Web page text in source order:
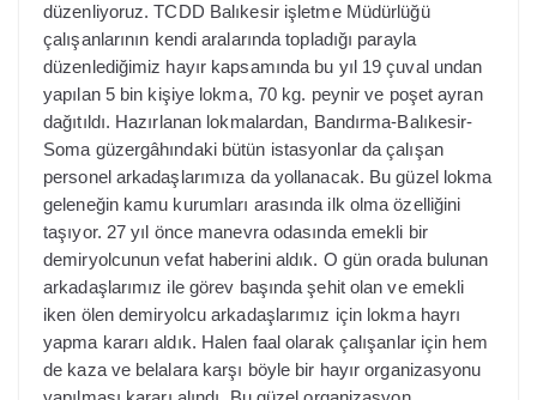
düzenliyoruz. TCDD Balıkesir işletme Müdürlüğü
çalışanlarının kendi aralarında topladığı parayla
düzenlediğimiz hayır kapsamında bu yıl 19 çuval undan
yapılan 5 bin kişiye lokma, 70 kg. peynir ve poşet ayran
dağıtıldı. Hazırlanan lokmalardan, Bandırma-Balıkesir-
Soma güzergâhındaki bütün istasyonlar da çalışan
personel arkadaşlarımıza da yollanacak. Bu güzel lokma
geleneğin kamu kurumları arasında ilk olma özelliğini
taşıyor. 27 yıl önce manevra odasında emekli bir
demiryolcunun vefat haberini aldık. O gün orada bulunan
arkadaşlarımız ile görev başında şehit olan ve emekli
iken ölen demiryolcu arkadaşlarımız için lokma hayrı
yapma kararı aldık. Halen faal olarak çalışanlar için hem
de kaza ve belalara karşı böyle bir hayır organizasyonu